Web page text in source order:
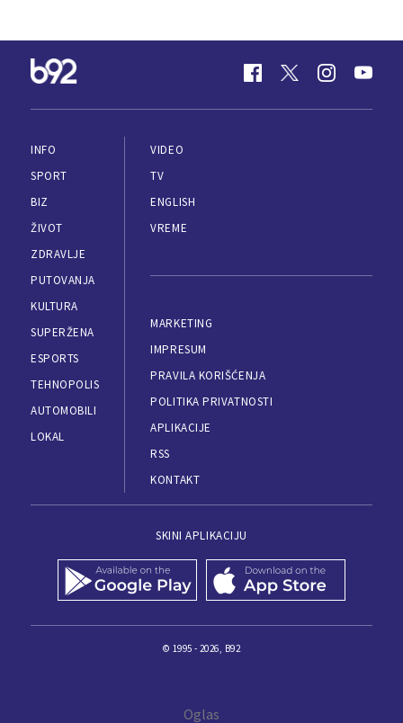
INFO
SPORT
BIZ
ŽIVOT
ZDRAVLJE
PUTOVANJA
KULTURA
SUPERŽENA
ESPORTS
TEHNOPOLIS
AUTOMOBILI
LOKAL
VIDEO
TV
ENGLISH
VREME
MARKETING
IMPRESUM
PRAVILA KORIŠĆENJA
POLITIKA PRIVATNOSTI
APLIKACIJE
RSS
KONTAKT
SKINI APLIKACIJU
© 1995 - 2026, B92